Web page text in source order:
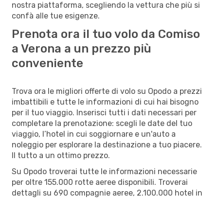
nostra piattaforma, scegliendo la vettura che più si
confà alle tue esigenze.
Prenota ora il tuo volo da Comiso
a Verona a un prezzo più
conveniente
Trova ora le migliori offerte di volo su Opodo a prezzi
imbattibili e tutte le informazioni di cui hai bisogno
per il tuo viaggio. Inserisci tutti i dati necessari per
completare la prenotazione: scegli le date del tuo
viaggio, l’hotel in cui soggiornare e un'auto a
noleggio per esplorare la destinazione a tuo piacere.
Il tutto a un ottimo prezzo.
Su Opodo troverai tutte le informazioni necessarie
per oltre 155.000 rotte aeree disponibili. Troverai
dettagli su 690 compagnie aeree, 2.100.000 hotel in